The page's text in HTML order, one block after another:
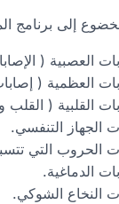
إلى برنامج
العصبية (
العظمية (
القلبية ( القلب
الجهاز التنفسي.
الحروب التي
الدماغية.
النخاع الشوكي.